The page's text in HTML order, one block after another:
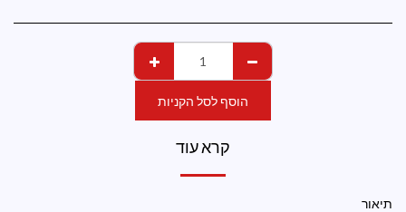
הוסף לסל הקניות
קרא עוד
תיאור